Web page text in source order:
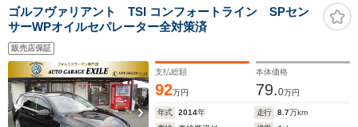
ゴルフヴァリアント TSI コンフォートライン SPセン
サーWPオイルセパレーター全対策済
販売店保証
支払総額
92万円
本体価格
79.0万円
年式 2014年 走行 8.7万km